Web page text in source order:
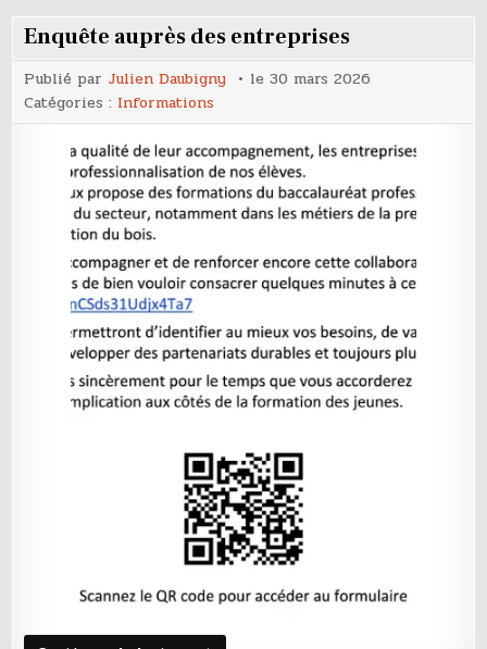
culturelle
2026
Enquête auprès des entreprises
Publié par Julien Daubigny le30 mars 2026
Catégories : Informations